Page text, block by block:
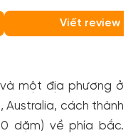
Viết review
một địa phương ở
Australia, cách thành
dặm) về phía bắc.